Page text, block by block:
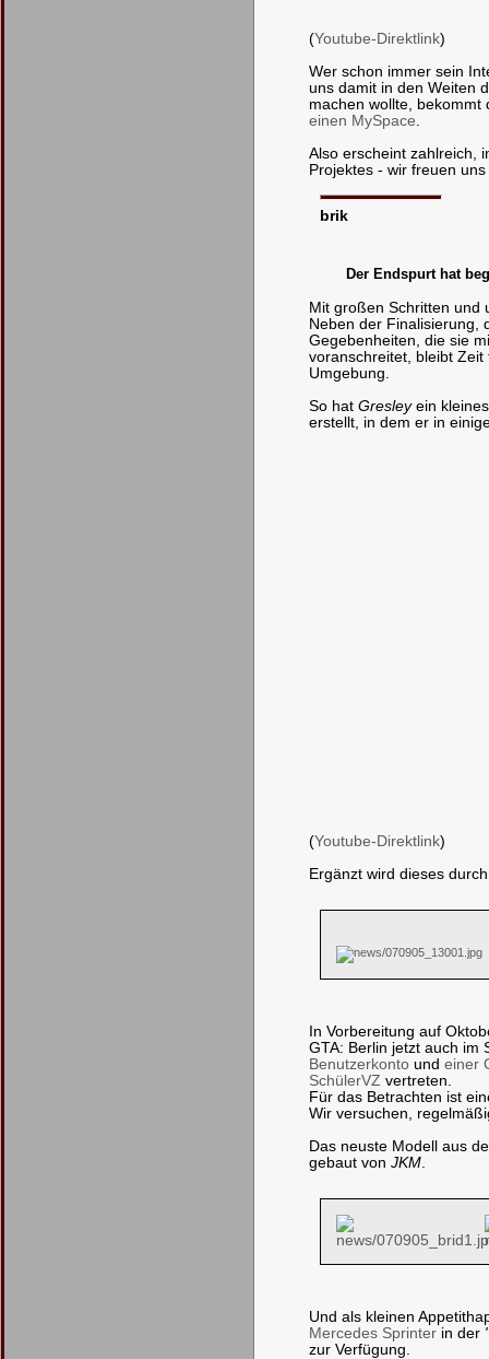
(Youtube-Direktlink)
Wer schon immer sein
uns damit in den Weiten
machen wollte,
einen MySpace.
Also erscheint zahlreich,
Projektes - wir freuen
brik
Der Endspurt hat
Mit großen Schritten und
Neben der Finalisierung,
Gegebenheiten, die sie
voranschreitet, bleibt
Umgebung.
So hat Gresleyein
erstellt, in dem er in
(Youtube-Direktlink)
Ergänzt wird dieses
In Vorbereitung auf
GTA: Berlin jetzt auch im
Benutzerkonto und einer
SchülerVZ vertreten.
Für das Betrachten ist
Wir versuchen,
Das neuste Modell aus
gebaut von JKM.
Und als kleinen
Mercedes Sprinter in der
zur Verfügung.